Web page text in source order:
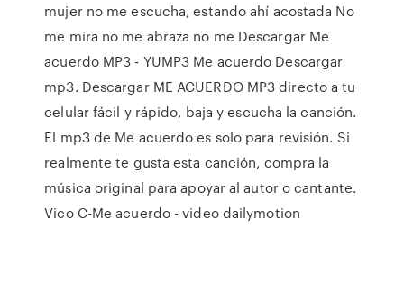
mujer no me escucha, estando ahí acostada No
me mira no me abraza no me Descargar Me
acuerdo MP3 - YUMP3 Me acuerdo Descargar
mp3. ️️️️️️Descargar ME ACUERDO MP3 directo a tu
celular fácil y rápido, baja y escucha la canción.
El mp3 de Me acuerdo es solo para revisión. Si
realmente te gusta esta canción, compra la
música original para apoyar al autor o cantante.
Vico C-Me acuerdo - video dailymotion